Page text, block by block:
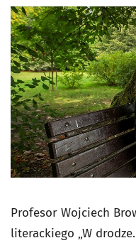
Profesor Wojciech
literackiego „W